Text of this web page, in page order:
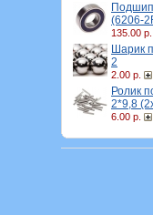
(6206-
135.00 р.
Шарик
2
2.00 р.
Ролик
2*9,8
6.00 р.